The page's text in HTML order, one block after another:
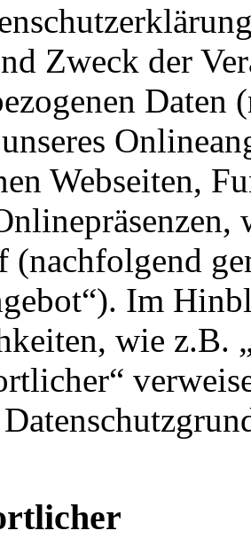
Zweck der
Daten
Webseiten,
(nachfolgend
Im
wie z.B.